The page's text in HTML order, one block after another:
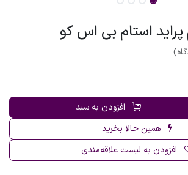
پراید استام بی اس کو
افزودن به سبد
همین حالا بخرید
افزودن به لیست علاقه‌مندی